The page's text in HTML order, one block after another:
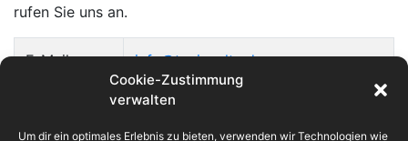
Cookie-Zustimmung
verwalten
Um dir ein optimales Erlebnis zu bieten, verwenden wir Technologien wie
rufen Sie uns an.
E-Mail info@taxi-goltz.de
02771 / 6111